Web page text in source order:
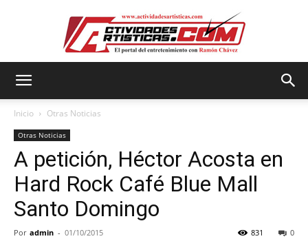
Inicio Otras Noticias
Otras Noticias
A petición, Héctor Acosta en
Hard Rock Café Blue Mall
Santo Domingo
Por admin - 01/10/2015 0
831